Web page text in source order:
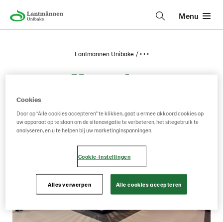
Menu
Lantmännen Unibake • • •
November
Cookies
Door op “Alle cookies accepteren” te klikken, gaat u ermee akkoord cookies op
uw apparaat op te slaan om de sitenavigatie te verbeteren, het sitegebruik te
analyseren, en u te helpen bij uw marketinginspanningen.
Cookie-instellingen
Alles verwerpen Alle cookies accepteren